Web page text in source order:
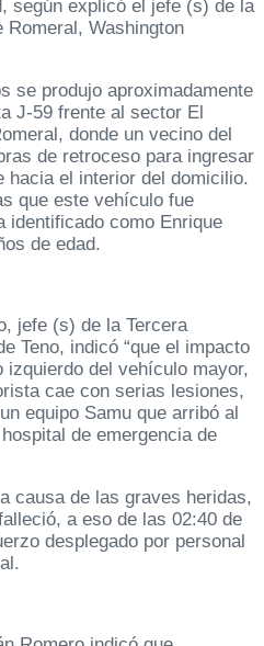
según explicó el jefe (s) de la
Romeral, Washington
se produjo aproximadamente
J-59 frente al sector El
donde un vecino del
de retroceso para ingresar
hacia el interior del domicilio.
que este vehículo fue
identificado como Enrique
de edad.
jefe (s) de la Tercera
Teno, indicó “que el impacto
izquierdo del vehículo mayor,
cae con serias lesiones,
equipo Samu que arribó al
de emergencia de
causa de las graves heridas,
a eso de las 02:40 de
desplegado por personal